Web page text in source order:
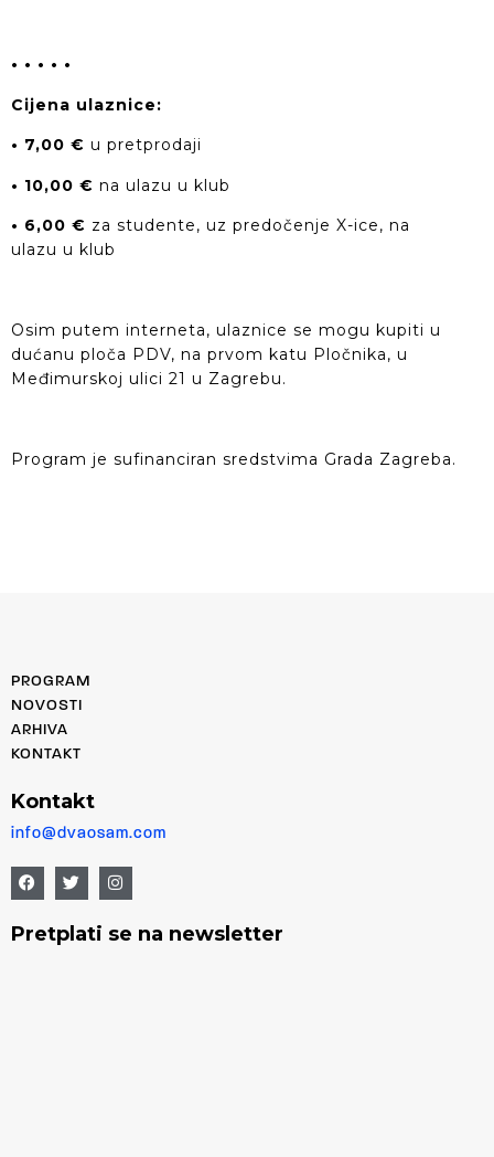
• • • • •
Cijena ulaznice:
• 7,00 € u pretprodaji
• 10,00 € na ulazu u klub
• 6,00 € za studente, uz predočenje X-ice, na
ulazu u klub
Osim putem interneta, ulaznice se mogu kupiti u
dućanu ploča PDV, na prvom katu Pločnika, u
Međimurskoj ulici 21 u Zagrebu.
Program je sufinanciran sredstvima Grada Zagreba.
PROGRAM
NOVOSTI
ARHIVA
KONTAKT
Kontakt
info@dvaosam.com
Pretplati se na newsletter